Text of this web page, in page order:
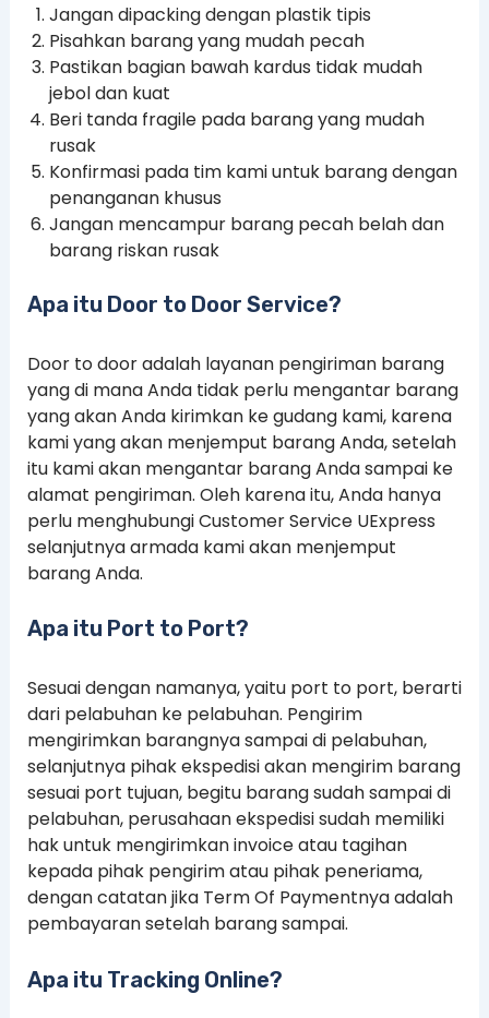
Jangan dipacking dengan plastik tipis
Pisahkan barang yang mudah pecah
Pastikan bagian bawah kardus tidak mudah
jebol dan kuat
Beri tanda fragile pada barang yang mudah
rusak
Konfirmasi pada tim kami untuk barang dengan
penanganan khusus
Jangan mencampur barang pecah belah dan
barang riskan rusak
Apa itu Door to Door Service?
Door to door adalah layanan pengiriman barang
yang di mana Anda tidak perlu mengantar barang
yang akan Anda kirimkan ke gudang kami, karena
kami yang akan menjemput barang Anda, setelah
itu kami akan mengantar barang Anda sampai ke
alamat pengiriman. Oleh karena itu, Anda hanya
perlu menghubungi Customer Service UExpress
selanjutnya armada kami akan menjemput
barang Anda.
Apa itu Port to Port?
Sesuai dengan namanya, yaitu port to port, berarti
dari pelabuhan ke pelabuhan. Pengirim
mengirimkan barangnya sampai di pelabuhan,
selanjutnya pihak ekspedisi akan mengirim barang
sesuai port tujuan, begitu barang sudah sampai di
pelabuhan, perusahaan ekspedisi sudah memiliki
hak untuk mengirimkan invoice atau tagihan
kepada pihak pengirim atau pihak peneriama,
dengan catatan jika Term Of Paymentnya adalah
pembayaran setelah barang sampai.
Apa itu Tracking Online?